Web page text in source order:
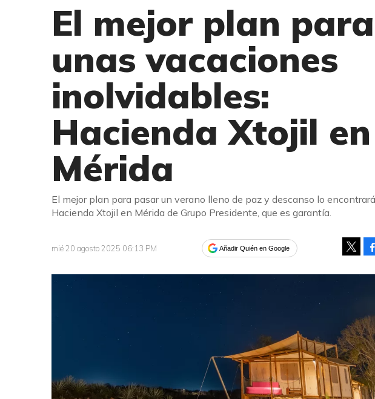
El mejor plan para
unas vacaciones
inolvidables:
Hacienda Xtojil en
Mérida
El mejor plan para pasar un verano lleno de paz y descanso lo
Hacienda Xtojil en Mérida de Grupo Presidente, que es garantía.
mié 20 agosto 2025 06:13 PM Añadir Quién en Google